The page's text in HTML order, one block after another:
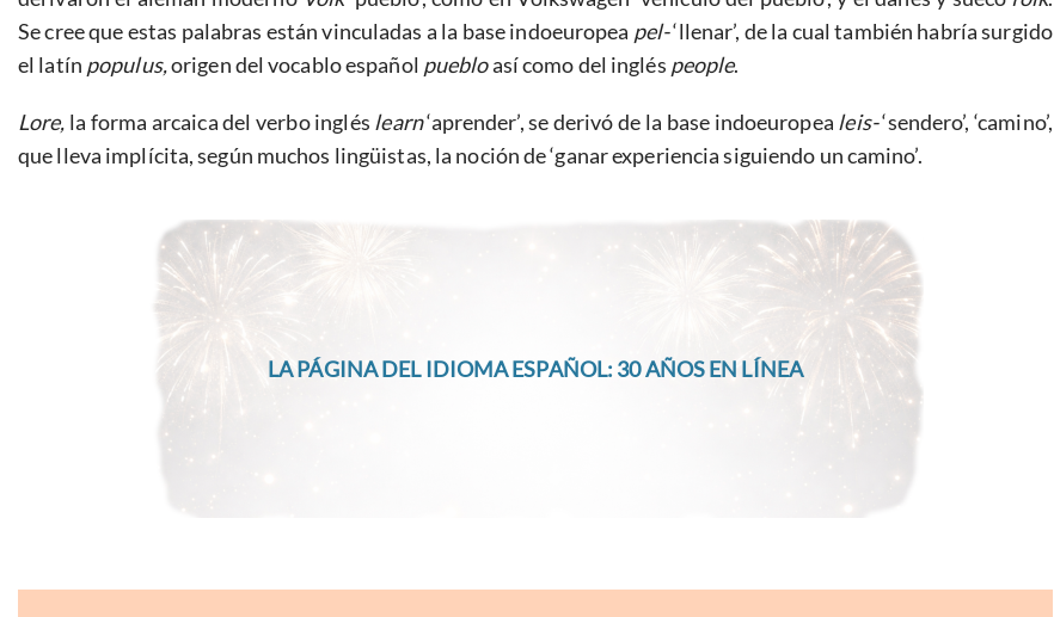
Se cree que estas palabras están vinculadas a la base indoeuropea pel-‘llenar’, de la cual también habría surgido
el latín populus,origen del vocablo español puebloasí como del inglés people.
Lore, la forma arcaica del verbo inglés learn‘aprender’, se derivó de la base indoeuropea leis-‘sendero’, ‘camino’,
que lleva implícita, según muchos lingüistas, la noción de ‘ganar experiencia siguiendo un camino’.
LA PÁGINA DEL IDIOMA ESPAÑOL: 30 AÑOS EN LÍNEA